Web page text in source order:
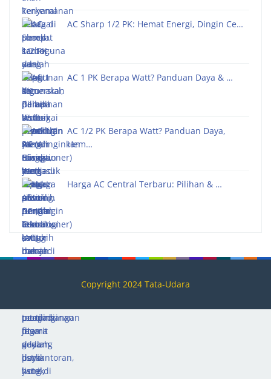
AC Sharp 1/2 PK: Hemat Energi, Dingin Ce…
AC 1 PK Berapa Watt? Panduan Daya & …
AC 1/2 PK Berapa Watt? Panduan Daya,
Hem…
Harga AC Central Terbaru: Pilihan & …
Copyright 2024 Tata-Udara